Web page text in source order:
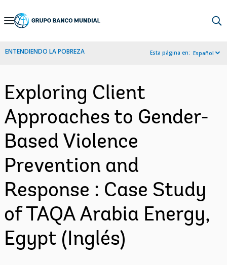
Skip
Navigation
ENTENDIENDO LA POBREZA Esta página en: Español
Exploring Client
Approaches to Gender-
Based Violence
Prevention and
Response : Case Study
of TAQA Arabia Energy,
Egypt (Inglés)